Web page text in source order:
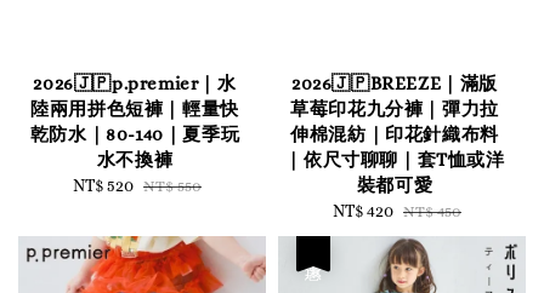
2026🇯🇵p.premier｜水
陸兩用拼色短褲｜輕量快
乾防水｜80-140｜夏季玩
水不換褲
Sale
NT$ 520 Regular
NT$ 550
2026🇯🇵BREEZE｜滿版
草莓印花九分褲｜彈力拉
伸棉混紡｜印花針織布料
｜依尺寸聊聊｜套T恤或洋
裝都可愛
Sale
price
NT$ 420 Regular
price
NT$ 450